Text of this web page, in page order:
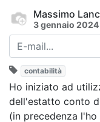
Massimo
3 gennaio 2024
contabilità
Ho iniziato ad
dell'estatto conto
(in precedenza